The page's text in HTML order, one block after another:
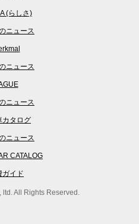
(らしさ)
ニュース
ニュース
ニュース
カタログ
ニュース
CATALOG
ガイド
All Rights Reserved.